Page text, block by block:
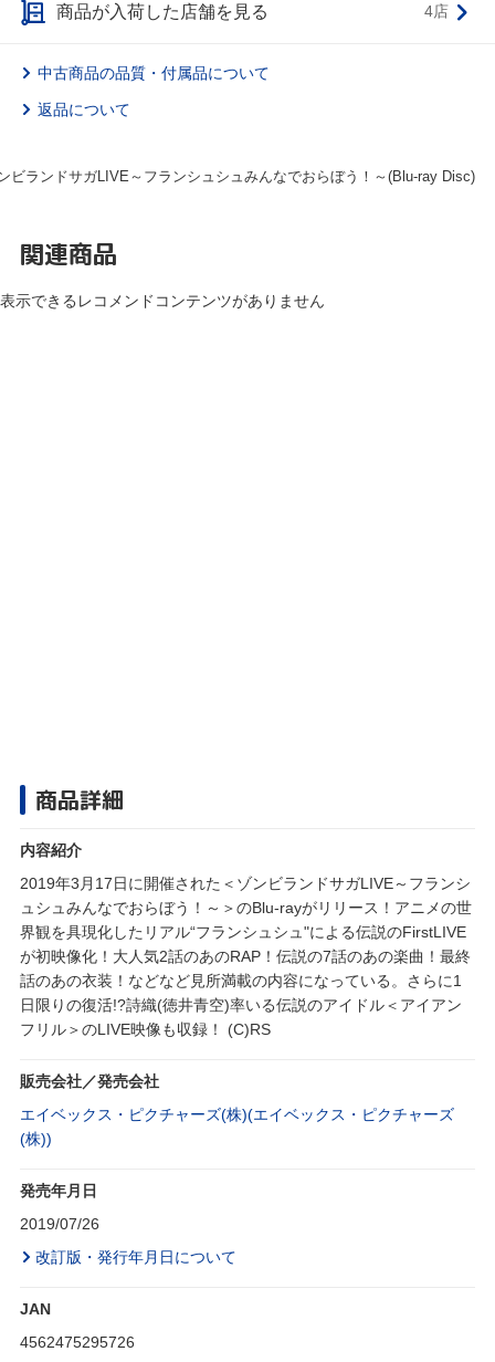
商品が入荷した店舗を見る 4店
中古商品の品質・付属品について
返品について
ビランドサガLIVE～フランシュシュみんなでおらぼう！～(Blu-ray Disc)
関連商品
表示できるレコメンドコンテンツがありません
商品詳細
内容紹介
2019年3月17日に開催された＜ゾンビランドサガLIVE～フランシ
ュシュみんなでおらぼう！～＞のBlu-rayがリリース！アニメの世
界観を具現化したリアル“フランシュシュ"による伝説のFirstLIVE
が初映像化！大人気2話のあのRAP！伝説の7話のあの楽曲！最終
話のあの衣装！などなど見所満載の内容になっている。さらに1
日限りの復活!?詩織(徳井青空)率いる伝説のアイドル＜アイアン
フリル＞のLIVE映像も収録！ (C)RS
販売会社／発売会社
エイベックス・ピクチャーズ(株)(エイベックス・ピクチャーズ
(株))
発売年月日
2019/07/26
改訂版・発行年月日について
JAN
4562475295726